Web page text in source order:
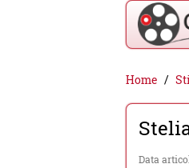
-
filme
Home
Data